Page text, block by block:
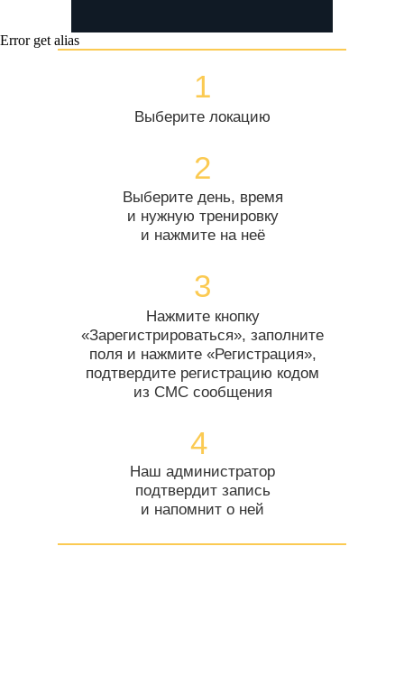
Error get alias
Выберите локацию
Выберите день, время
и нужную тренировку
и нажмите на неё
Нажмите кнопку
«Зарегистрироваться», заполните
поля и нажмите «Регистрация»,
подтвердите регистрацию кодом
из СМС сообщения
Наш администратор
подтвердит запись
и напомнит о ней
1
2
3
4